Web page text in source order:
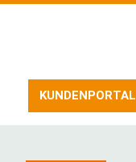
KUNDENPORTAL